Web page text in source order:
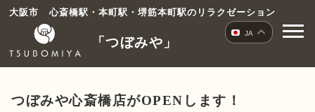
コ
ン
大阪市 心斎橋駅・本町駅・堺筋本町駅のリラクゼーション
「つぼみや」
つぼみや心斎橋店がOPENします！
JA